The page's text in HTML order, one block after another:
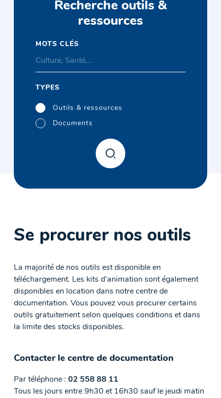
Recherche outils &
ressources
MOTS CLÉS
TYPES
Outils & ressources
Documents
Se procurer nos outils
La majorité de nos outils est disponible en
téléchargement. Les kits d’animation sont également
disponibles en location dans notre centre de
documentation. Vous pouvez vous procurer certains
outils gratuitement selon quelques conditions et dans
la limite des stocks disponibles.
Contacter le centre de documentation
Par téléphone : 02 558 88 11
Tous les jours entre 9h30 et 16h30 sauf le jeudi matin